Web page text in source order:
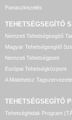
Panaszkezelés
TEHETSÉGSEGÍTŐ
Nemzeti Tehetségsegítő
Magyar Tehetségsegítő
Nemzeti Tehetségpont
Európai Tehetségközpont
A Matehetsz
TEHETSÉGSEGÍTŐ
Tehetséghidak Program